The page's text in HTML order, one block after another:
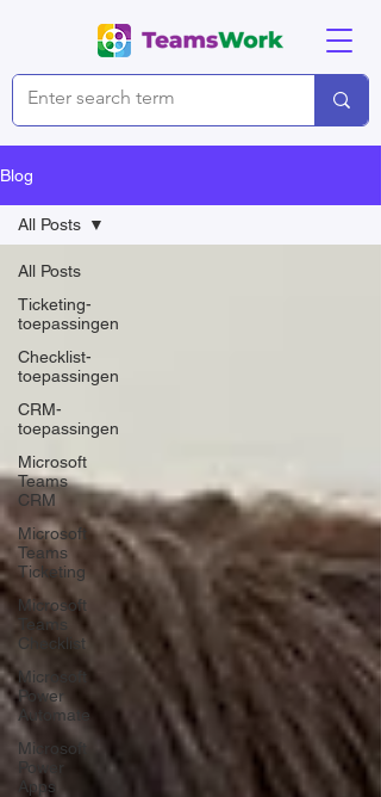
Blog
All Posts
Ticketing-
toepassingen
Checklist-
toepassingen
CRM-
toepassingen
Microsoft
Teams
CRM
Microsoft
Teams
Ticketing
Microsoft
Teams
Checklist
Microsoft
Power
Automate
Microsoft
Power
Apps
All Posts